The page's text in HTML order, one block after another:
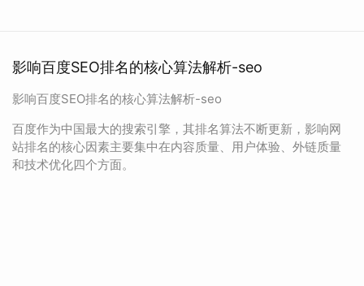
影响百度SEO排名的核心算法解析-seo
影响百度SEO排名的核心算法解析-seo
百度作为中国最大的搜索引擎，其排名算法不断更新，影响网
站排名的核心因素主要集中在内容质量、用户体验、外链质量
和技术优化四个方面。